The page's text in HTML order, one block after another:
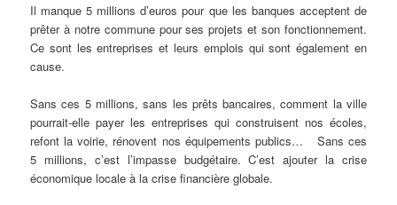
Il manque 5 millions d’euros pour que les banques acceptent de
prêter à notre commune pour ses projets et son fonctionnement.
Ce sont les entreprises et leurs emplois qui sont également en
cause.
Sans ces 5 millions, sans les prêts bancaires, comment la ville
pourrait-elle payer les entreprises qui construisent nos écoles,
refont la voirie, rénovent nos équipements publics… Sans ces
5 millions, c’est l’impasse budgétaire. C’est ajouter la crise
économique locale à la crise financière globale.